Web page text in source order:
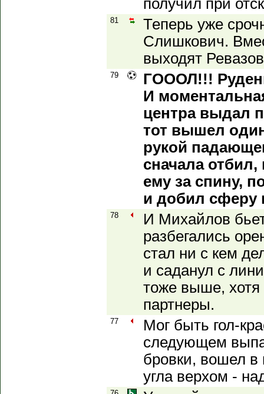
получил при
81
Теперь уже
Слишкович.
выходят
79
ГОООЛ!!!
И
центра выдал
тот вышел
рукой
сначала отбил,
ему за спину,
и добил сферу
78
И Михайлов
разбегались
стал ни с кем
и саданул с
тоже выше,
партнеры.
77
Мог быть гол-
следующем
бровки, вошел
угла верхом -